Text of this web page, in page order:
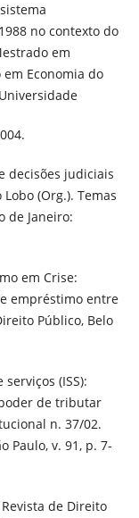
no contexto do
em
em Economia do
decisões judiciais
(Org.). Temas
de Janeiro:
em Crise:
empréstimo entre
Público, Belo
(ISS):
de tributar
n. 37/02.
Paulo, v. 91, p. 7-
de Direito